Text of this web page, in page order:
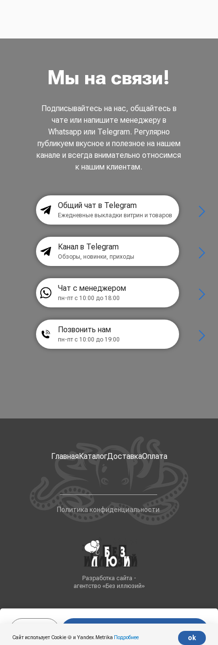
Сайт использует Cookie 🍪 и Yandex.Metrika Подробнее ok
Мы на связи!
Подписывайтесь на нас, общайтесь в
чате или напишите менеджеру в
Whatsapp или Telegram. Регулярно
публикуем вкусное и полезное на нашем
канале и всегда внимательно относимся
к нашим клиентам.
Общий чат в Telegram
Ежедневные выкладки витрин и товаров
Канал в Telegram
Обзоры, новинки, приходы
Чат с менеджером
пн-пт с 10:00 до 18:00
Позвонить нам
пн-пт с 10:00 до 19:00
ГлавнаяКаталогДоставкаОплата
Политика конфиденциальности
Разработка сайта -
агентство «Без иллюзий»
Made on Tilda